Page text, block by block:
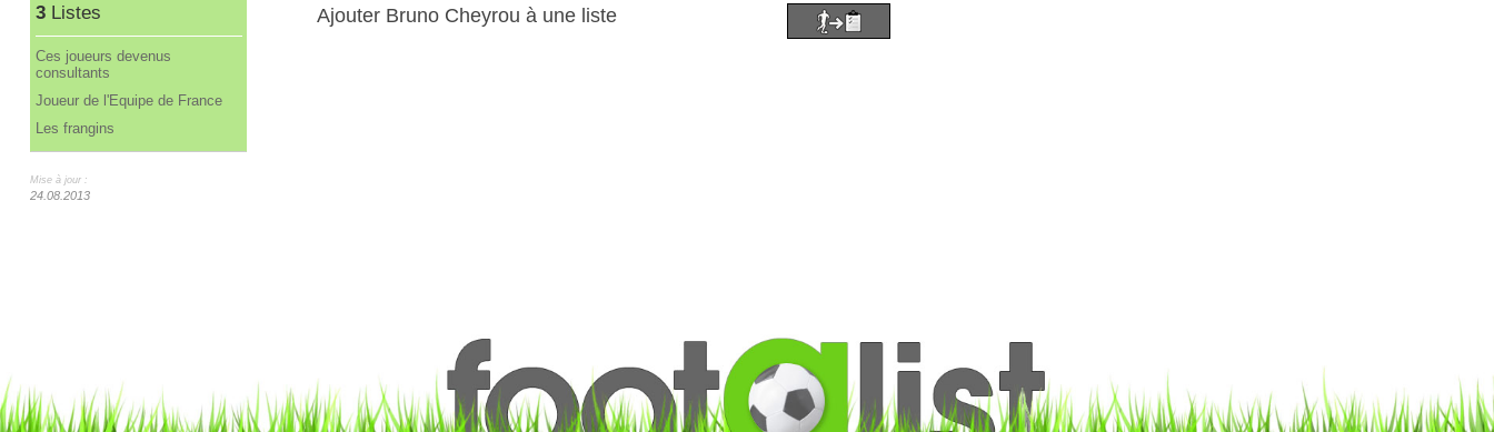
3Listes
Ces joueurs devenus
consultants
Joueur de l'Equipe de France
Les frangins
Mise à jour :
24.08.2013
Ajouter Bruno Cheyrou à une liste